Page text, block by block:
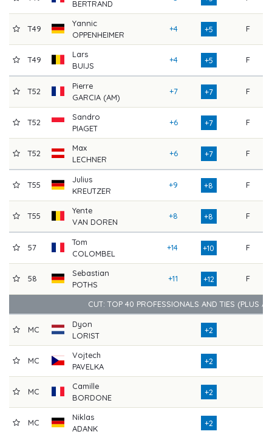
BERTRAND
T49
Yannic
OPPENHEIMER
+4 +5 F
T49
Lars
BUIJS
+4 +5 F
T52
Pierre
GARCIA (AM)
+7 +7 F
T52
Sandro
PIAGET
+6 +7 F
T52
Max
LECHNER
+6 +7 F
T55
Julius
KREUTZER
+9 +8 F
T55
Yente
VAN DOREN
+8 +8 F
57
Tom
COLOMBEL
+14 +10 F
58
Sebastian
POTHS
+11 +12 F
CUT: TOP 40 PROFESSIONALS AND TIES (PLUS
MC
Dyon
LORIST
+2
MC
Vojtech
PAVELKA
+2
MC
Camille
BORDONE
+2
MC
Niklas
ADANK
+2